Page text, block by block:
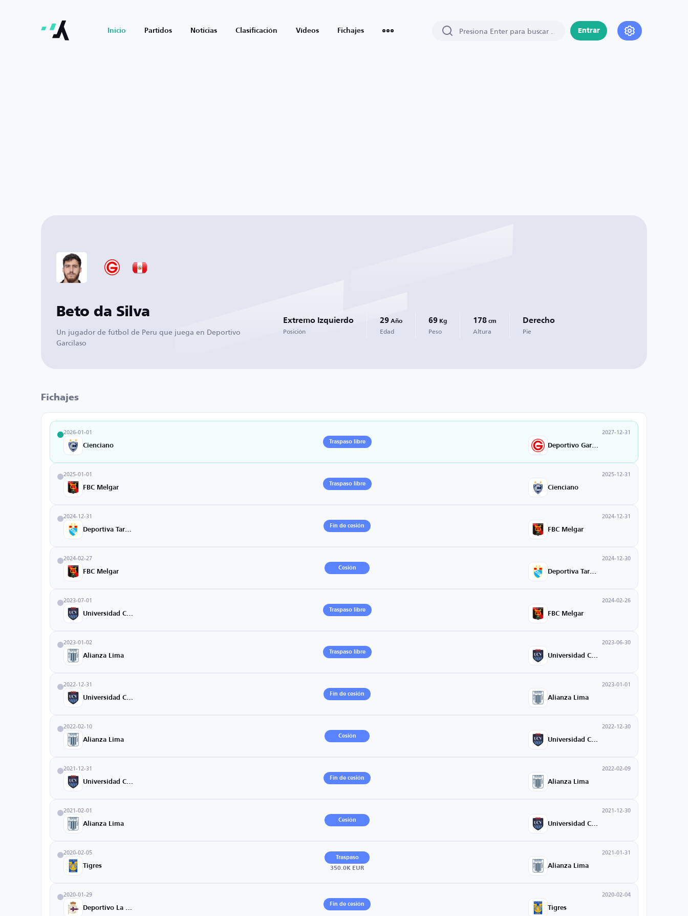
Inicio Partidos Noticias Clasificación Vídeos Fichajes Entrar
Beto da Silva
Un jugador de fútbol de Peru que juega en Deportivo
Garcilaso
Extremo Izquierdo
Posición
29 Año
Edad
69 Kg
Peso
178 cm
Altura
Derecho
Pie
Fichajes
2026-01-01
Cienciano
Traspaso libre
2027-12-31
2025-01-01
FBC Melgar
Traspaso libre
2025-12-31
Cienciano
2024-12-31
Fin de cesión
2024-12-31
FBC Melgar
2024-02-27
FBC Melgar
Cesión
2024-12-30
2023-07-01
Traspaso libre
2024-02-26
FBC Melgar
2023-01-02
Alianza Lima
Traspaso libre
2023-06-30
2022-12-31
Fin de cesión
2023-01-01
Alianza Lima
2022-02-10
Alianza Lima
Cesión
2022-12-30
2021-12-31
Fin de cesión
2022-02-09
Alianza Lima
2021-02-01
Alianza Lima
Cesión
2021-12-30
2020-02-05
Tigres
Traspaso
350.0K EUR
2021-01-31
Alianza Lima
2020-01-29
Fin de cesión
2020-02-04
Tigres